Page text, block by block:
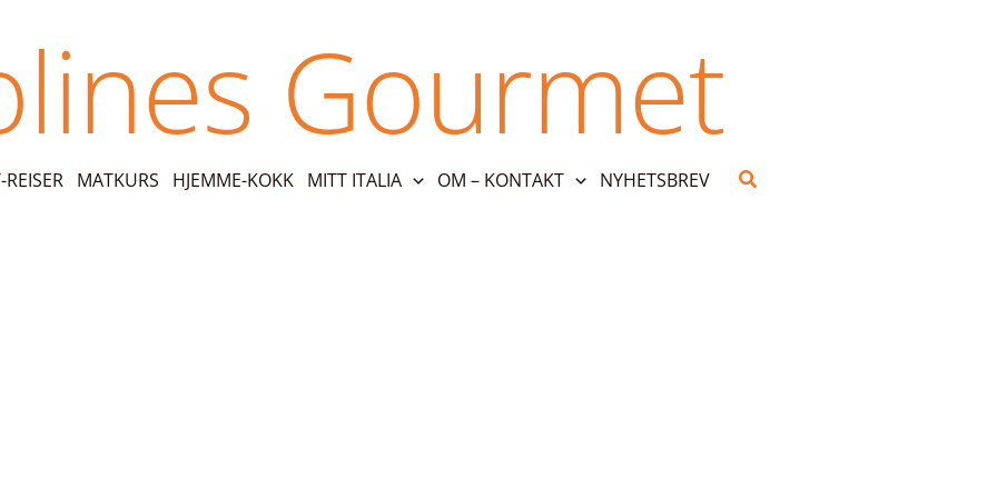
Gourmet
MATKURS HJEMME-KOKK MITT ITALIA OM – KONTAKT NYHETSBREV Search